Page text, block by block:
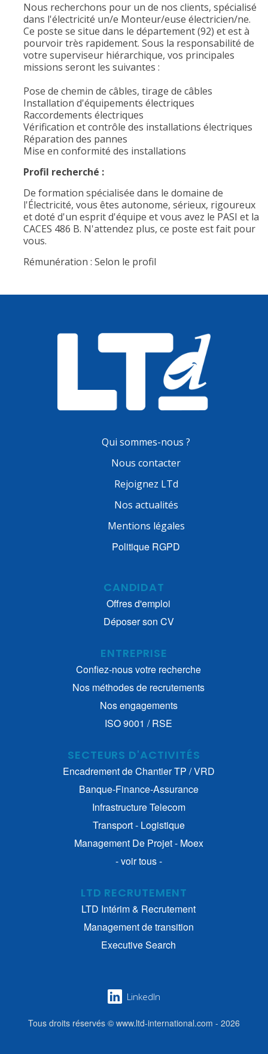
Nous recherchons pour un de nos clients, spécialisé
dans l'électricité un/e Monteur/euse électricien/ne.
Ce poste se situe dans le département (92) et est à
pourvoir très rapidement. Sous la responsabilité de
votre superviseur hiérarchique, vos principales
missions seront les suivantes :
Pose de chemin de câbles, tirage de câbles
Installation d'équipements électriques
Raccordements électriques
Vérification et contrôle des installations électriques
Réparation des pannes
Mise en conformité des installations
Profil recherché :
De formation spécialisée dans le domaine de
l'Électricité, vous êtes autonome, sérieux, rigoureux
et doté d'un esprit d'équipe et vous avez le PASI et la
CACES 486 B. N'attendez plus, ce poste est fait pour
vous.
Rémunération : Selon le profil
Qui sommes-nous ?
Nous contacter
Rejoignez LTd
Nos actualités
Mentions légales
Politique RGPD
CANDIDAT
Offres d'emploi
Déposer son CV
ENTREPRISE
Confiez-nous votre recherche
Nos méthodes de recrutements
Nos engagements
ISO 9001 / RSE
SECTEURS D'ACTIVITÉS
Encadrement de Chantier TP / VRD
Banque-Finance-Assurance
Infrastructure Telecom
Transport - Logistique
Management De Projet - Moex
- voir tous -
LTD RECRUTEMENT
LTD Intérim & Recrutement
Management de transition
Executive Search
LinkedIn
Tous droits réservés © www.ltd-international.com - 2026